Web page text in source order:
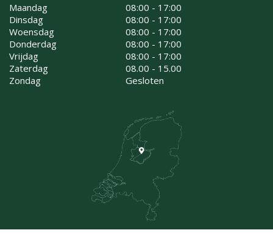
Maandag
08:00 - 17:00
Dinsdag
08:00 - 17:00
Woensdag
08:00 - 17:00
Donderdag
08:00 - 17:00
Vrijdag
08:00 - 17:00
Zaterdag
08.00 - 15.00
Zondag
Gesloten